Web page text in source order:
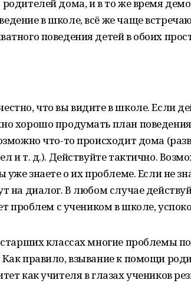
родителей дома, и в то же время
в школе, всё же чаще
поведения детей в обоих
что вы видите в школе. Если
хорошо продумать план
что-то происходит дома
и т. д.). Действуйте тактично.
уже знаете о их проблеме. Если не
на диалог. В любом случае
проблем с учеником в школе,
старших классах многие проблемы
правило, взывание к помощи
как учителя в глазах учеников